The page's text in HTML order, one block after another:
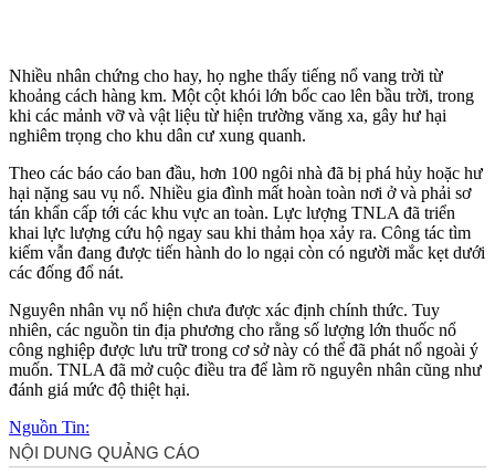
Nhiều nhân chứng cho hay, họ nghe thấy tiếng nổ vang trời từ
khoảng cách hàng km. Một cột khói lớn bốc cao lên bầu trời, trong
khi các mảnh vỡ và vật liệu từ hiện trường văng xa, gây hư hại
nghiêm trọng cho khu dân cư xung quanh.
Theo các báo cáo ban đầu, hơn 100 ngôi nhà đã bị phá hủy hoặc hư
hại nặng sau vụ nổ. Nhiều gia đình mất hoàn toàn nơi ở và phải sơ
tán khẩn cấp tới các khu vực an toàn. Lực lượng TNLA đã triển
khai lực lượng cứu hộ ngay sau khi thảm họa xảy ra. Công tác tìm
kiếm vẫn đang được tiến hành do lo ngại còn có người mắc kẹt dưới
các đống đổ nát.
Nguyên nhân vụ nổ hiện chưa được xác định chính thức. Tuy
nhiên, các nguồn tin địa phương cho rằng số lượng lớn thuốc nổ
công nghiệp được lưu trữ trong cơ sở này có thể đã phát nổ ngoài ý
muốn. TNLA đã mở cuộc điều tra để làm rõ nguyên nhân cũng như
đánh giá mức độ thiệt hại.
Nguồn Tin: